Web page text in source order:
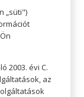
a
hab másik
hűtőbe
„süti")
2003. évi C.
az